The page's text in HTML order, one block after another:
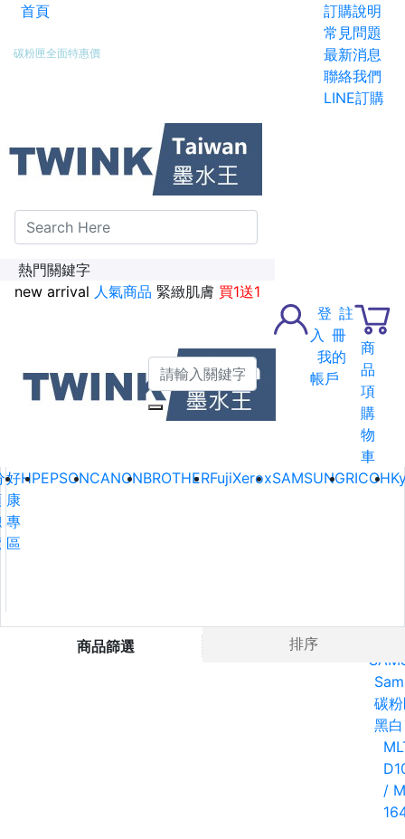
首頁
新加入會員送紅利金100點
碳粉匣全面特惠價
訂購說明
常見問題
最新消息
聯絡我們
LINE訂購
熱門關鍵字
new arrival 人氣商品 緊緻肌膚 買1送1
登
入
註
冊
我的
帳戶
商
品
項
購
物
車
好
康
專
區
HPEPSONCANONBROTHERFujiXeroxSAMSUNGRICOH
商品篩選 排序
碳
黑白
/